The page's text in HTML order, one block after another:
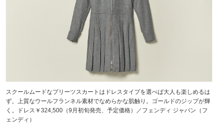
スクールムードなプリーツスカートはドレスタイプを選べば大人も楽しめるは
ず。上質なウールフランネル素材でなめらかな肌触り。ゴールドのジップが輝
く。ドレス￥324,500（9月初旬発売、予定価格）／フェンディ ジャパン（フ
ェンディ）